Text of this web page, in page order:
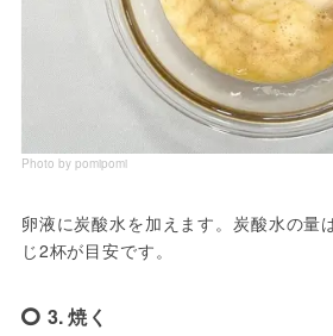
Photo by pomipomi
卵液に炭酸水を加えます。炭酸水の量
じ2杯が目安です。
3. 焼く